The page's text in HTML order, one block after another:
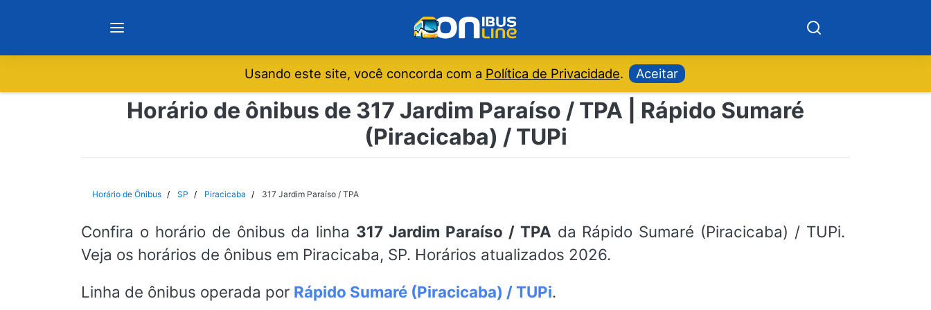
Notícias
São Paulo
Usando este site, você concorda com a Política de Privacidade. Aceitar
Horário de ônibus de 317 Jardim Paraíso / TPA | Rápido Sumaré
(Piracicaba) / TUPi
Horário de Ônibus SP Piracicaba 317 Jardim Paraíso / TPA
Confira o horário de ônibus da linha 317 Jardim Paraíso / TPA da Rápido Sumaré (Piracicaba) / TUPi.
Veja os horários de ônibus em Piracicaba, SP. Horários atualizados 2026.
Linha de ônibus operada por Rápido Sumaré (Piracicaba) / TUPi.